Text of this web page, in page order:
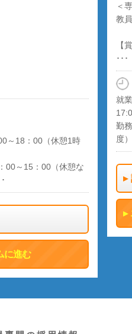
～18：00（休憩1時
00～15：00（休憩な
に進む
＜
教
【
･･･
就
勤
度）